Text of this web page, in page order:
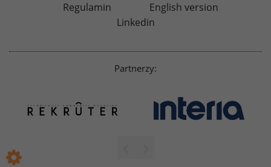
Regulamin
English version
Linkedin
Partnerzy: